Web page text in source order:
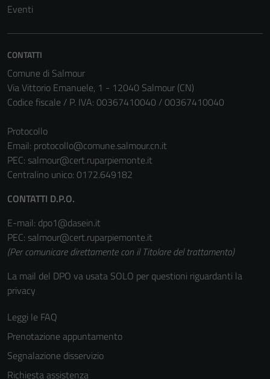
Eventi
CONTATTI
Comune di Salmour
Via Vittorio Emanuele, 1 - 12040 Salmour (CN)
Codice fiscale / P. IVA: 00367410040 / 00367410040
Protocollo
Email: protocollo@comune.salmour.cn.it
PEC: salmour@cert.ruparpiemonte.it
Centralino unico: 0172.649182
CONTATTI D.P.O.
E-mail: dpo1@dasein.it
PEC: salmour@cert.ruparpiemonte.it
(Per comunicare direttamente con il Titolare del trattamento)
La mail del DPO va usata SOLO per questioni riguardanti la
privacy
Leggi le FAQ
Prenotazione appuntamento
Segnalazione disservizio
Richiesta assistenza